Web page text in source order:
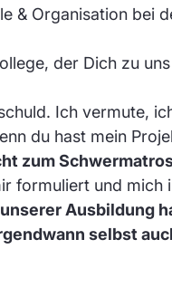
& Organisation bei
der Dich zu
Ich vermute,
du hast mein
zum
formuliert und mich
Ausbildung
selbst